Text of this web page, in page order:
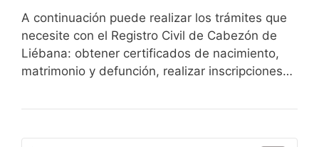
A continuación puede realizar los trámites que
necesite con el Registro Civil de Cabezón de
Liébana: obtener certificados de nacimiento,
matrimonio y defunción, realizar inscripciones…